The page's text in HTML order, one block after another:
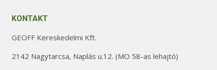
KONTAKT
GEOFF Kereskedelmi Kft.
2142 Nagytarcsa, Naplás u.12. (MO 58-as lehajtó)